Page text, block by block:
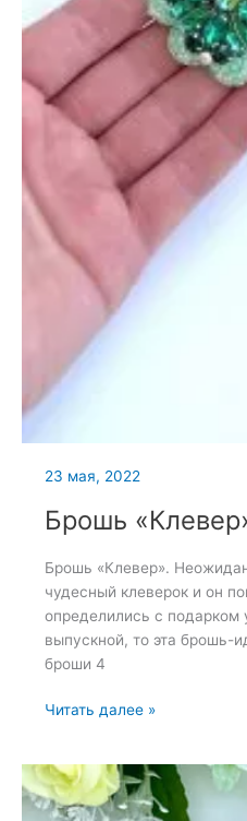
23 мая, 2022
Брошь
Брошь «Клевер».
чудесный клеверок и он
определились с подарком
выпускной, то эта брошь-
броши 4
Брошь
23
мая
Читать далее »